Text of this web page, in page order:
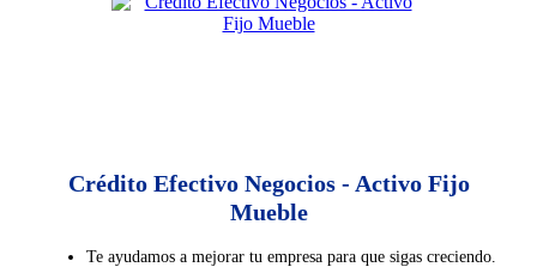
Crédito Efectivo Negocios - Activo Fijo
Mueble
Te ayudamos a mejorar tu empresa para que sigas creciendo.